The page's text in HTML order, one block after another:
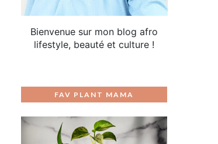
Bienvenue sur mon blog afro
lifestyle, beauté et culture !
FAV PLANT MAMA